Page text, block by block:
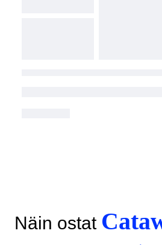
Näin ostat